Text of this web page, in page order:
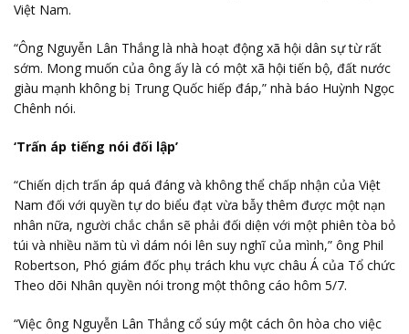
Việt Nam.
“Ông Nguyễn Lân Thắng là nhà hoạt động xã hội dân sự từ rất
sớm. Mong muốn của ông ấy là có một xã hội tiến bộ, đất nước
giàu mạnh không bị Trung Quốc hiếp đáp,” nhà báo Huỳnh Ngọc
Chênh nói.
‘Trấn áp tiếng nói đối lập’
“Chiến dịch trấn áp quá đáng và không thể chấp nhận của Việt
Nam đối với quyền tự do biểu đạt vừa bẫy thêm được một nạn
nhân nữa, người chắc chắn sẽ phải đối diện với một phiên tòa bỏ
túi và nhiều năm tù vì dám nói lên suy nghĩ của mình,” ông Phil
Robertson, Phó giám đốc phụ trách khu vực châu Á của Tổ chức
Theo dõi Nhân quyền nói trong một thông cáo hôm 5/7.
“Việc ông Nguyễn Lân Thắng cổ súy một cách ôn hòa cho việc